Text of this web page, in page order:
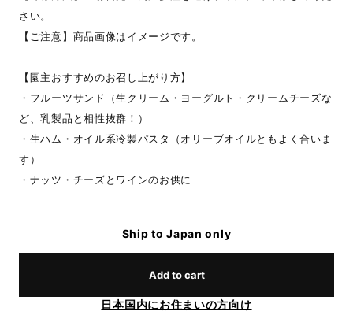
さい。
【ご注意】商品画像はイメージです。
【園主おすすめのお召し上がり方】
・フルーツサンド（生クリーム・ヨーグルト・クリームチーズな
ど、乳製品と相性抜群！）
・生ハム・オイル系冷製パスタ（オリーブオイルともよく合いま
す）
・ナッツ・チーズとワインのお供に
Ship to Japan only
Add to cart
日本国内にお住まいの方向け